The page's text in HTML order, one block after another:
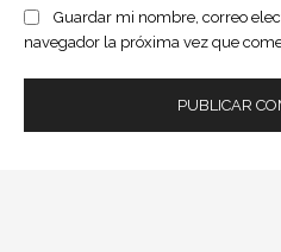
Guardar mi nombre, correo
navegador la próxima vez que